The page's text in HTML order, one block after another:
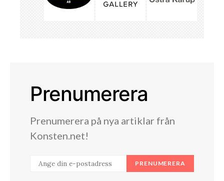
Prenumerera
Prenumerera på nya artiklar från
Konsten.net!
PRENUMERERA